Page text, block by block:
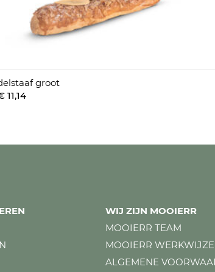
groot
11,14
WIJ ZIJN MOOIERR
MOOIERR TEAM
MOOIERR WERKWIJZE
ALGEMENE